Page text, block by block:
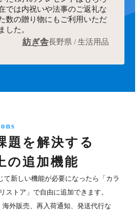
では内祝いや法事のご返礼な
数の贈り物にもご利用いただ
した。
紡ぎ舎長野県 / 生活用品
題を解決する
の追加機能
て新しい機能が必要になったら「カラ
ストア」で自由に追加できます。
海外販売、再入荷通知、発送代行な